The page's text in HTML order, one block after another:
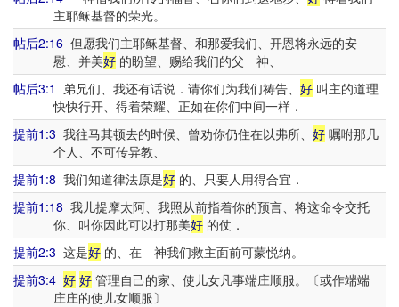
主耶稣基督的荣光。
帖后2:16 但愿我们主耶稣基督、和那爱我们、开恩将永远的安
慰、并美好的盼望、赐给我们的父 神、
帖后3:1 弟兄们、我还有话说．请你们为我们祷告、 好 叫主的道理
快快行开、得着荣耀、正如在你们中间一样．
提前1:3 我往马其顿去的时候、曾劝你仍住在以弗所、 好 嘱咐那几
个人、不可传异教、
提前1:8 我们知道律法原是好 的、只要人用得合宜．
提前1:18 我儿提摩太阿、我照从前指着你的预言、将这命令交托
你、叫你因此可以打那美好的仗．
提前2:3 这是好 的、在 神我们救主面前可蒙悦纳。
提前3:4 好 好 管理自己的家、使儿女凡事端庄顺服。〔或作端端
庄庄的使儿女顺服〕